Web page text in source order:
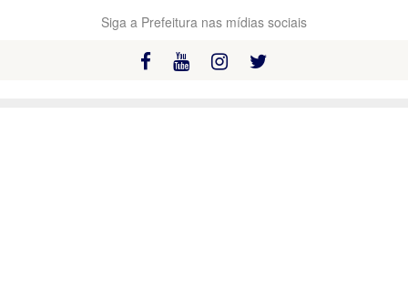
Siga a Prefeitura nas mídias sociais